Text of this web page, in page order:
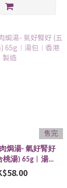
售完
焗湯- 氣好腎好
湯) 65g︱湯包
港製造